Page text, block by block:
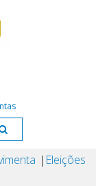
Eleições